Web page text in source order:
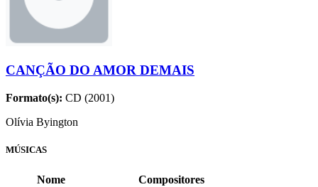
CANÇÃO DO AMOR DEMAIS
Formato(s): CD (2001)
Olívia Byington
MÚSICAS
Nome
Compositores